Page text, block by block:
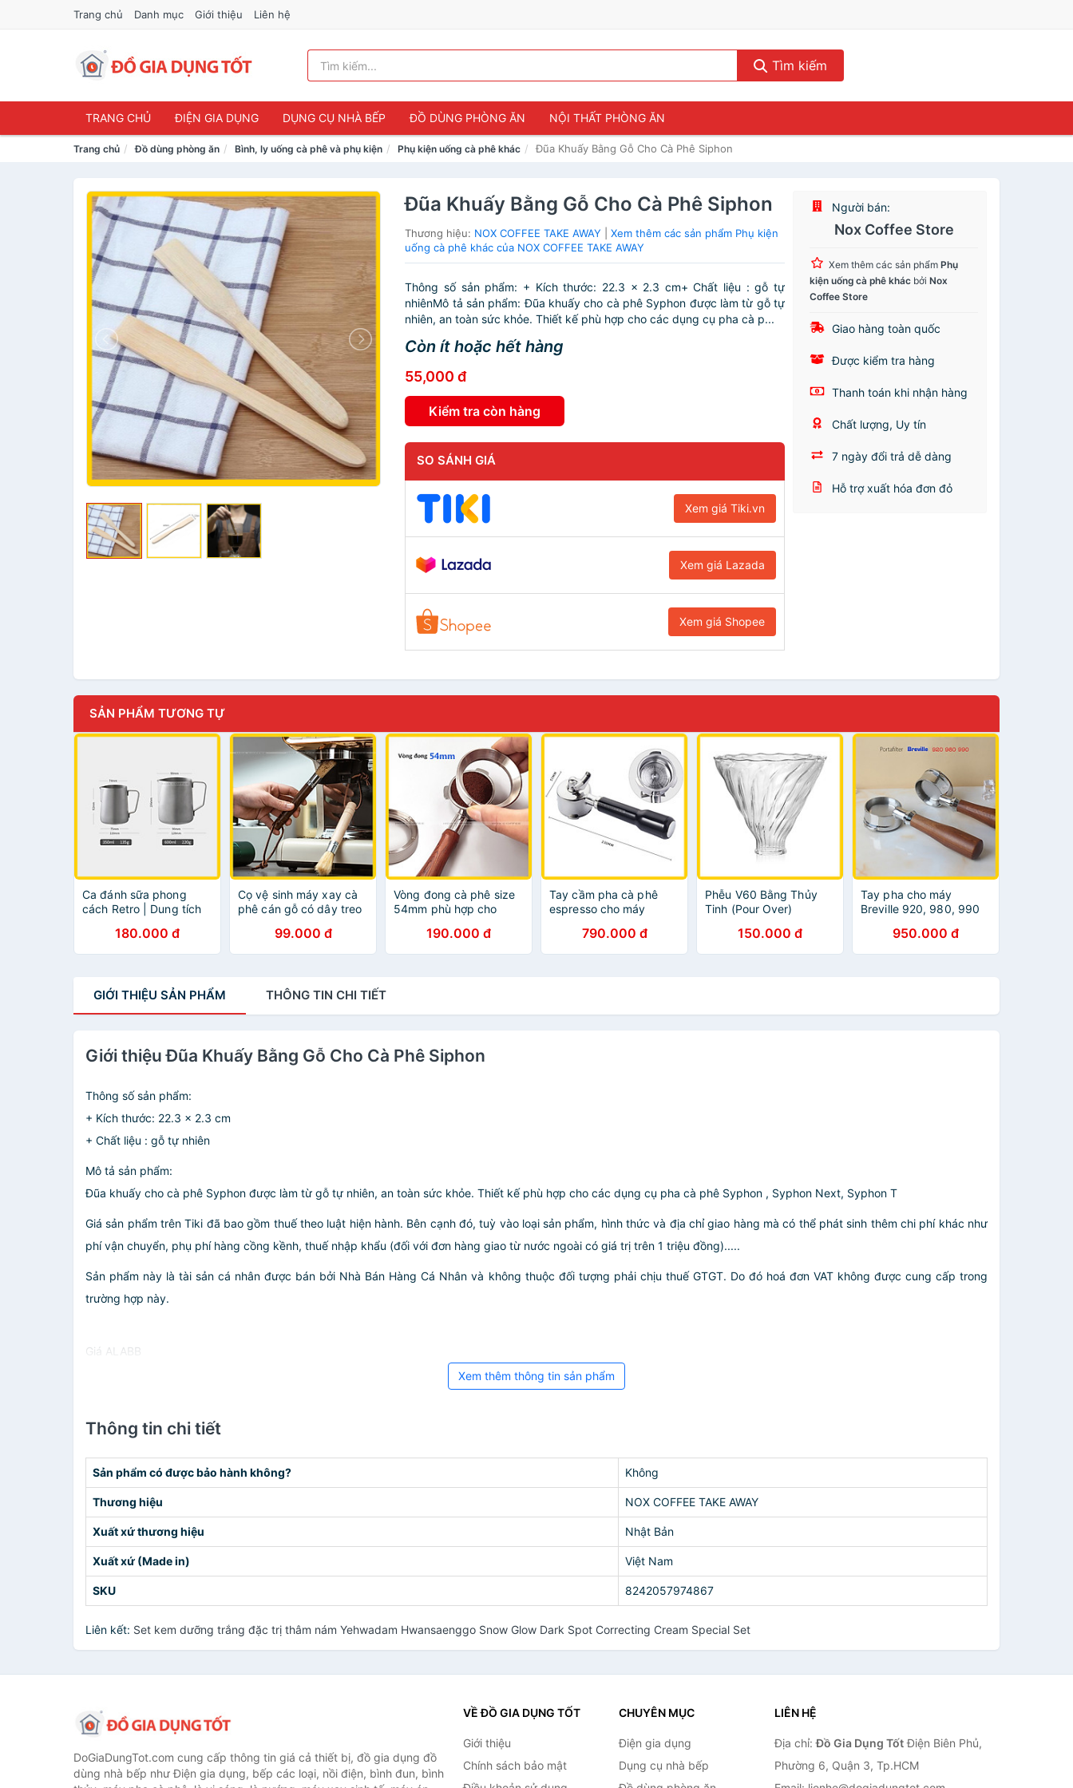
Trang chủ Danh mục Giới thiệu Liên hệ
Tìm kiếm
TRANG CHỦ ĐIỆN GIA DỤNG DỤNG CỤ NHÀ BẾP ĐỒ DÙNG PHÒNG ĂN NỘI THẤT PHÒNG ĂN
Trang chủ Đồ dùng phòng ăn Bình, ly uống cà phê và phụ kiện Phụ kiện uống cà phê khác Đũa Khuấy Bằng Gỗ Cho Cà Phê Siphon
Đũa Khuấy Bằng Gỗ Cho Cà Phê Siphon
Thương hiệu: NOX COFFEE TAKE AWAY |Xem thêm các sản phẩm Phụ kiện
uống cà phê khác của NOX COFFEE TAKE AWAY
Thông số sản phẩm: + Kích thước: 22.3 x 2.3 cm+ Chất liệu : gỗ tự
nhiênMô tả sản phẩm: Đũa khuấy cho cà phê Syphon được làm từ gỗ tự
nhiên, an toàn sức khỏe. Thiết kế phù hợp cho các dụng cụ pha cà p...
Còn ít hoặc hết hàng
55,000 đ
Kiểm tra còn hàng
SO SÁNH GIÁ
Xem giá Tiki.vn
Xem giá Lazada
Xem giá Shopee
Người bán:
Nox Coffee Store
Xem thêm các sản phẩmPhụ
kiện uống cà phê khác bởiNox
Coffee Store
Giao hàng toàn quốc
Được kiểm tra hàng
Thanh toán khi nhận hàng
Chất lượng, Uy tín
7 ngày đổi trả dễ dàng
Hỗ trợ xuất hóa đơn đỏ
SẢN PHẨM TƯƠNG TỰ
Ca đánh sữa phong
cách Retro | Dung tích
180.000 đ
Cọ vệ sinh máy xay cà
phê cán gỗ có dây treo
99.000 đ
Vòng đong cà phê size
54mm phù hợp cho
Breville190.000 đ
Tay cầm pha cà phê
espresso cho máy
Bear, Gevi, KCB|
Portafilter size 51mm
790.000 đ
Phễu V60 Bằng Thủy
Tinh (Pour Over)
150.000 đ
Tay pha cho máy
Breville 920, 980, 990
950.000 đ
GIỚI THIỆU SẢN PHẨM THÔNG TIN CHI TIẾT
Giới thiệu Đũa Khuấy Bằng Gỗ Cho Cà Phê Siphon
Thông số sản phẩm:
+ Kích thước: 22.3 x 2.3 cm
+ Chất liệu : gỗ tự nhiên
Mô tả sản phẩm:
Đũa khuấy cho cà phê Syphon được làm từ gỗ tự nhiên, an toàn sức khỏe. Thiết kế phù hợp cho các dụng cụ pha cà phê Syphon , Syphon Next, Syphon T
Giá sản phẩm trên Tiki đã bao gồm thuế theo luật hiện hành. Bên cạnh đó, tuỳ vào loại sản phẩm, hình thức và địa chỉ giao hàng mà có thể phát sinh thêm chi phí khác như
phí vận chuyển, phụ phí hàng cồng kềnh, thuế nhập khẩu (đối với đơn hàng giao từ nước ngoài có giá trị trên 1 triệu đồng).....
Sản phẩm này là tài sản cá nhân được bán bởi Nhà Bán Hàng Cá Nhân và không thuộc đối tượng phải chịu thuế GTGT. Do đó hoá đơn VAT không được cung cấp trong
trường hợp này.
Giá ALABB
Xem thêm thông tin sản phẩm
Thông tin chi tiết
Sản phẩm có được bảo hành không? Không
Thương hiệu NOX COFFEE TAKE AWAY
Xuất xứ thương hiệu Nhật Bản
Xuất xứ (Made in) Việt Nam
SKU 8242057974867
Liên kết: Set kem dưỡng trắng đặc trị thâm nám Yehwadam Hwansaenggo Snow Glow Dark Spot Correcting Cream Special Set
DoGiaDungTot.com cung cấp thông tin giá cả thiết bị, đồ gia dụng đồ
dùng nhà bếp như Điện gia dụng, bếp các loại, nồi điện, bình đun, bình
VỀ ĐỒ GIA DỤNG TỐT
Giới thiệu
Chính sách bảo mật
CHUYÊN MỤC
Điện gia dụng
Dụng cụ nhà bếp
LIÊN HỆ
Địa chỉ:Đồ Gia Dụng TốtĐiện Biên Phủ,
Phường 6, Quận 3, Tp.HCM